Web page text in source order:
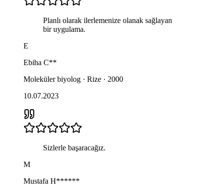
Planlı olarak ilerlemenize olanak sağlayan
bir uygulama.
E
Ebiha C**
Moleküler biyolog · Rize · 2000
10.07.2023
Sizlerle başaracağız.
M
Mustafa H******